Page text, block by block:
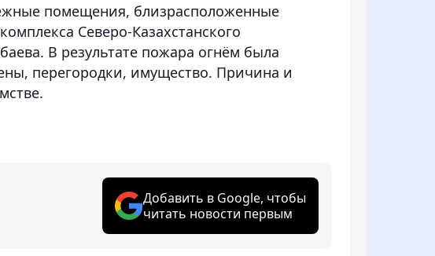
помещения, близрасположенные
Северо-Казахстанского
В результате пожара огнём была
перегородки, имущество. Причина и
Добавить в Google, чтобы
читать новости первым